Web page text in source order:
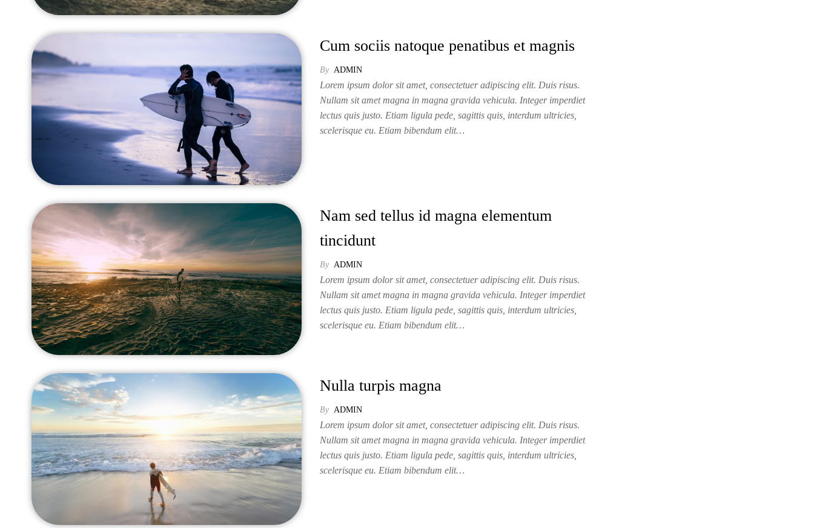
Cum sociis natoque penatibus et magnis
By ADMIN
Lorem ipsum dolor sit amet, consectetuer adipiscing elit. Duis risus.
Nullam sit amet magna in magna gravida vehicula. Integer imperdiet
lectus quis justo. Etiam ligula pede, sagittis quis, interdum ultricies,
scelerisque eu. Etiam bibendum elit…
Nam sed tellus id magna elementum
tincidunt
By ADMIN
Lorem ipsum dolor sit amet, consectetuer adipiscing elit. Duis risus.
Nullam sit amet magna in magna gravida vehicula. Integer imperdiet
lectus quis justo. Etiam ligula pede, sagittis quis, interdum ultricies,
scelerisque eu. Etiam bibendum elit…
Nulla turpis magna
By ADMIN
Lorem ipsum dolor sit amet, consectetuer adipiscing elit. Duis risus.
Nullam sit amet magna in magna gravida vehicula. Integer imperdiet
lectus quis justo. Etiam ligula pede, sagittis quis, interdum ultricies,
scelerisque eu. Etiam bibendum elit…